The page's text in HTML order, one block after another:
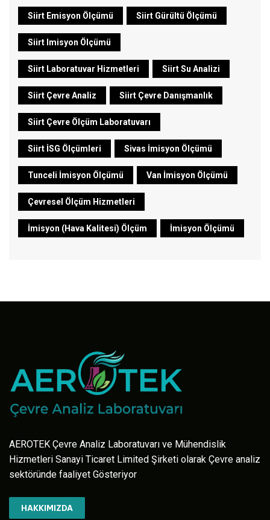
Siirt Emisyon Ölçümü Siirt Gürültü Ölçümü
Siirt Imisyon Ölçümü
Siirt Laboratuvar Hizmetleri Siirt Su Analizi
Siirt Çevre Analiz Siirt Çevre Danışmanlık
Siirt Çevre Ölçüm Laboratuvarı
Siirt İSG Ölçümleri Sivas İmisyon Ölçümü
Tunceli İmisyon Ölçümü Van İmisyon Ölçümü
Çevresel Ölçüm Hizmetleri
İmisyon (Hava Kalitesi) Ölçüm İmisyon Ölçümü
AEROTEK Çevre Analiz Laboratuvarı ve Mühendislik
Hizmetleri Sanayi Ticaret Limited Şirketi olarak Çevre analiz
sektöründe faaliyet Gösteriyor
HAKKIMIZDA